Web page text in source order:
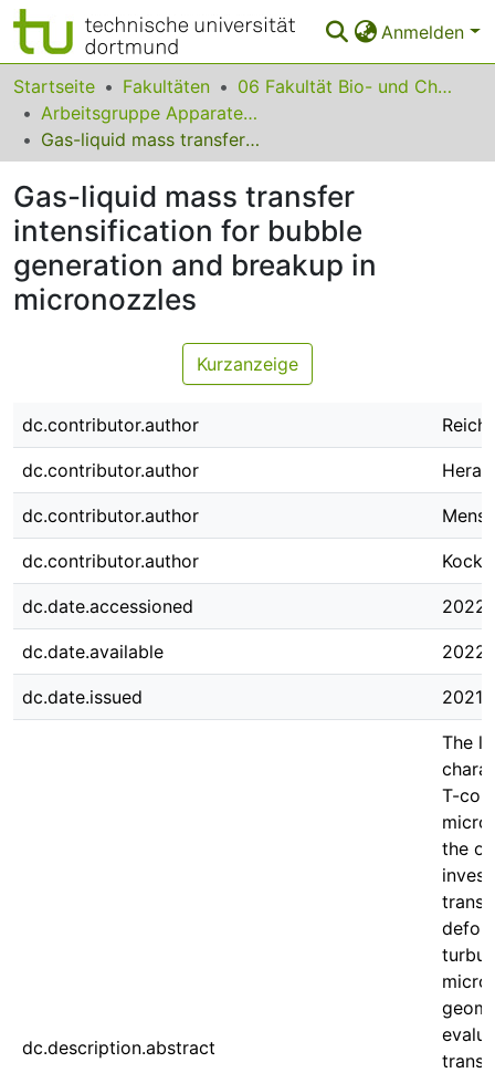
Anmelden
Bereiche & Sammlungen
Das gesamte Repositorium
FAQ
Leitlinien
Zurück zur Startseite
Startseite Fakultäten
06 Fakultät Bio- und Chemieingenieurwesen
Arbeitsgruppe Apparatedesign
Gas-liquid mass transfer intensification for bubble generation and breakup in micronozzles
Gas-liquid mass transfer
intensification for bubble
generation and breakup in
micronozzles
Kurzanzeige
dc.contributor.author
dc.contributor.author
dc.contributor.author
dc.contributor.author
dc.date.accessioned
dc.date.available
dc.date.issued
dc.description.abstract
The
T-
the